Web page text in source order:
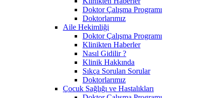
Doktor Çalışma Programı
Doktorlarımız
Aile Hekimliği
Doktor Çalışma Programı
Klinikten Haberler
Nasıl Gidilir ?
Klinik Hakkında
Sıkça Sorulan Sorular
Doktorlarımız
Çocuk Sağlığı ve Hastalıkları